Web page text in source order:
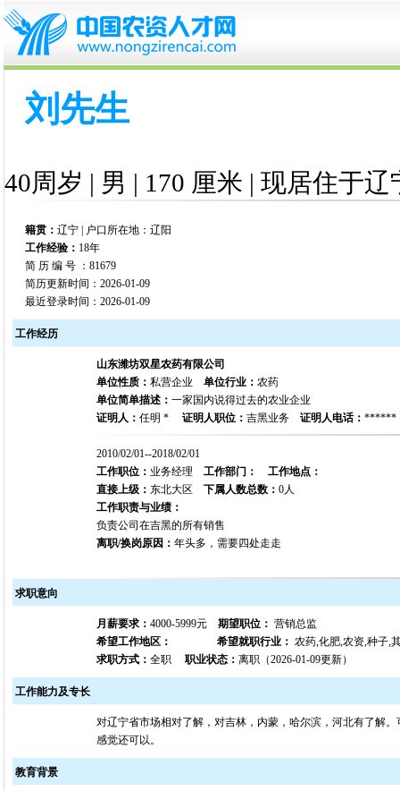
刘先生
40周岁 | 男 | 170 厘米 | 现居住于辽
籍贯： 辽宁 | 户口所在地：辽阳
工作经验： 18年
简 历 编 号 ：81679
简历更新时间：2026-01-09
最近登录时间：2026-01-09
工作经历
山东潍坊双星农药有限公司
单位性质： 私营企业 单位行业： 农药
单位简单描述： 一家国内说得过去的农业企业
证明人： 任明 * 证明人职位： 吉黑业务 证明人电话： ******
2010/02/01--2018/02/01
工作职位： 业务经理 工作部门：
工作地点：
直接上级： 东北大区 下属人数总数： 0人
工作职责与业绩：
负责公司在吉黑的所有销售
离职/换岗原因： 年头多，需要四处走走
求职意向
月薪要求： 4000-5999元 期望职位： 营销总监
希望工作地区：
希望就职行业： 农药,化肥,农资,种子,
求职方式： 全职 职业状态： 离职（2026-01-09更新）
工作能力及专长
对辽宁省市场相对了解，对吉林，内蒙，哈尔滨，河北有了解
感觉还可以。
教育背景